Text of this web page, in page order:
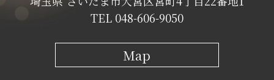
TEL 048-606-9050
Map